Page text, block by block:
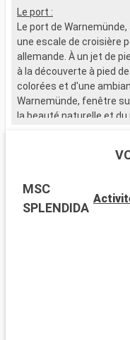
Le port :
Le port de
une escale de croisière
allemande. À un jet de
à la découverte à pied
colorées et d'une
Warnemünde, fenêtre
la beauté naturelle et du
Warnemünde, village
pêche et boutiques se
avec sa promenade
promet détente et
MSC
SPLENDIDA